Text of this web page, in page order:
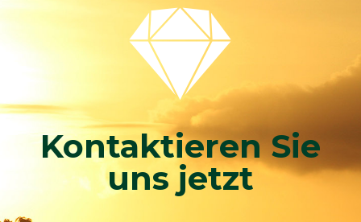

Kontaktieren Sie
uns jetzt